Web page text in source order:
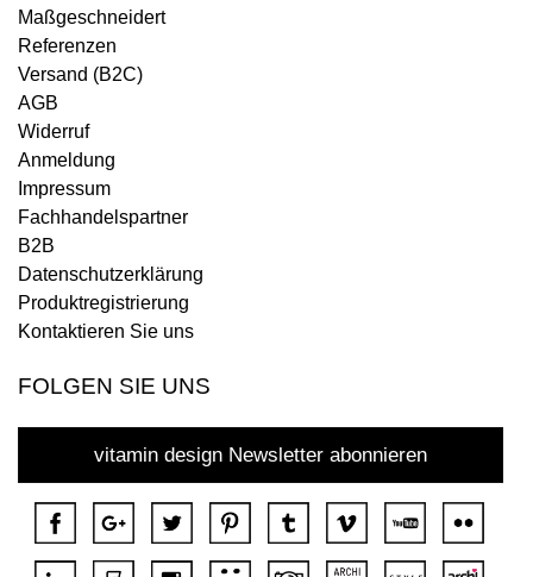
Maßgeschneidert
Referenzen
Versand (B2C)
AGB
Widerruf
Anmeldung
Impressum
Fachhandelspartner
B2B
Datenschutzerklärung
Produktregistrierung
Kontaktieren Sie uns
FOLGEN SIE UNS
vitamin design Newsletter abonnieren